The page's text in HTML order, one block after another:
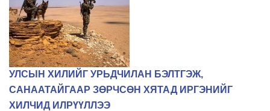
УЛСЫН ХИЛИЙГ УРЬДЧИЛАН БЭЛТГЭЖ,
САНААТАЙГААР ЗӨРЧСӨН ХЯТАД ИРГЭНИЙГ
ХИЛЧИД ИЛРҮҮЛЛЭЭ